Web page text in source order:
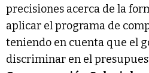
precisiones acerca de la
aplicar el programa de
teniendo en cuenta que el
discriminar en el